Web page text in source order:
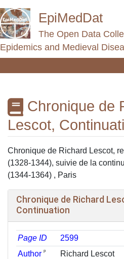
EpiMedDat
The Open Data
Epidemics and Medieval
Chronique de
Lescot,
Jump to:navigation,search
Chronique de Richard Lescot,
(1328-1344), suivie de la
(1344-1364) , Paris
Chronique de Richard
Continuation
Page ID
2599
Author ᵖ
Richard Lescot